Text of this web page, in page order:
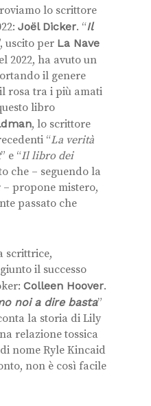
lo scrittore
Joël Dicker. “Il
uscito per La Nave
2022, ha avuto un
il genere
rosa tra i più amati
libro
, lo scrittore
“La verità
” e “Il libro dei
che – seguendo la
propone mistero,
passato che
scrittrice,
il successo
Colleen Hoover.
noi a dire basta”
la storia di Lily
relazione tossica
nome Ryle Kincaid
non è così facile